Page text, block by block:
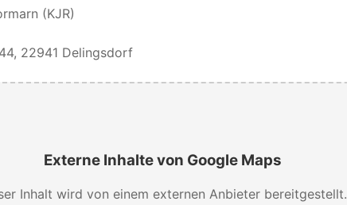
(KJR)
22941 Delingsdorf
Externe Inhalte von Google Maps
Inhalt wird von einem externen Anbieter bereitgestellt.